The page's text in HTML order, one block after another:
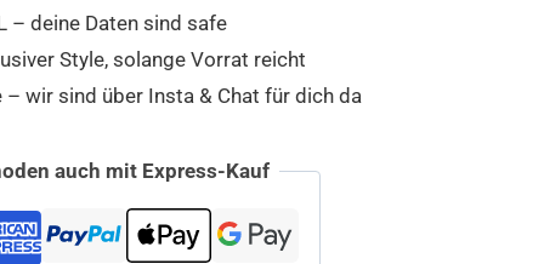
– deine Daten sind safe
Style, solange Vorrat reicht
wir sind über Insta & Chat für dich da
auch mit Express-Kauf